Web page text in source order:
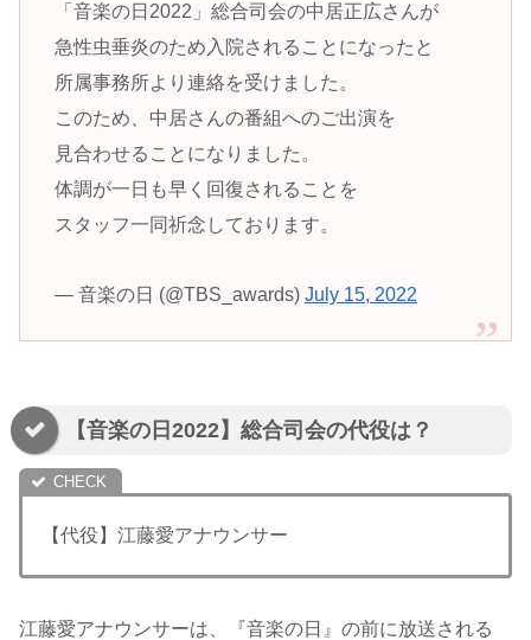
「音楽の日2022」総合司会の中居正広さんが
急性虫垂炎のため入院されることになったと
所属事務所より連絡を受けました。
このため、中居さんの番組へのご出演を
見合わせることになりました。
体調が一日も早く回復されることを
スタッフ一同祈念しております。
— 音楽の日 (@TBS_awards) July 15, 2022
【音楽の日2022】総合司会の代役は？
【代役】江藤愛アナウンサー
江藤愛アナウンサーは、『音楽の日』の前に放送される